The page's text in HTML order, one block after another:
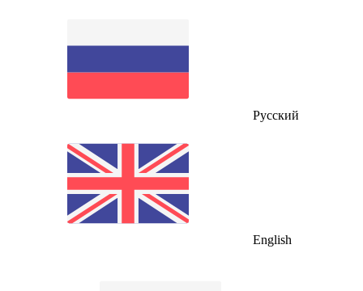
Русский
English